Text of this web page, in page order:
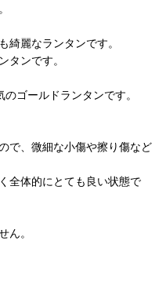
綺麗なランタンです。
タンです。
ゴールドランタンです。
で、微細な小傷や擦り傷など
全体的にとても良い状態で
ん。